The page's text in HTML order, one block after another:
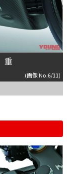
重
(画像 No.6/11)